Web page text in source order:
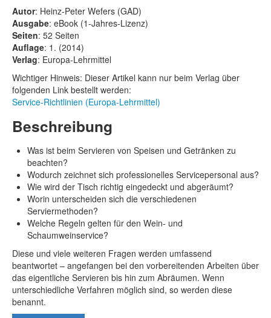
Autor: Heinz-Peter Wefers (GAD)
Ausgabe: eBook (1-Jahres-Lizenz)
Seiten: 52 Seiten
Auflage: 1. (2014)
Verlag: Europa-Lehrmittel
Wichtiger Hinweis: Dieser Artikel kann nur beim Verlag über
folgenden Link bestellt werden:
Service-Richtlinien (Europa-Lehrmittel)
Beschreibung
Was ist beim Servieren von Speisen und Getränken zu
beachten?
Wodurch zeichnet sich professionelles Servicepersonal aus?
Wie wird der Tisch richtig eingedeckt und abgeräumt?
Worin unterscheiden sich die verschiedenen
Serviermethoden?
Welche Regeln gelten für den Wein- und
Schaumweinservice?
Diese und viele weiteren Fragen werden umfassend
beantwortet – angefangen bei den vorbereitenden Arbeiten über
das eigentliche Servieren bis hin zum Abräumen. Wenn
unterschiedliche Verfahren möglich sind, so werden diese
benannt.